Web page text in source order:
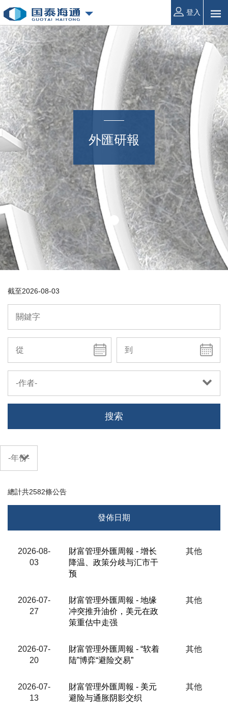
登入
外匯研報
截至2026-08-03
-作者-
搜索
-年份-
總計共2582條公告
發佈日期
分析員/來源
2026-08-
03
財富管理外匯周報 - 增长
降温、政策分歧与汇市干
预
其他
2026-07-
27
財富管理外匯周報 - 地缘
冲突推升油价，美元在政
策重估中走强
其他
2026-07-
20
財富管理外匯周報 - “软着
陆”博弈“避险交易”
其他
2026-07-
13
財富管理外匯周報 - 美元
避险与通胀阴影交织
其他